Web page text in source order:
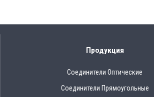
Продукция
Соединители Оптические
Соединители Прямоугольные